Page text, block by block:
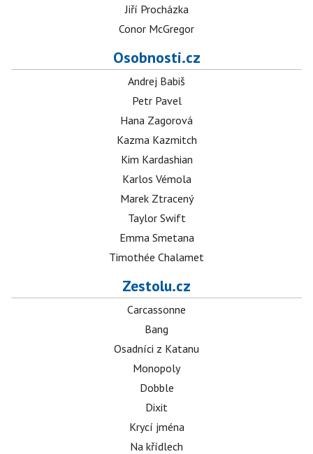
Jiří Procházka
Conor McGregor
Osobnosti.cz
Andrej Babiš
Petr Pavel
Hana Zagorová
Kazma Kazmitch
Kim Kardashian
Karlos Vémola
Marek Ztracený
Taylor Swift
Emma Smetana
Timothée Chalamet
Zestolu.cz
Carcassonne
Bang
Osadníci z Katanu
Monopoly
Dobble
Dixit
Krycí jména
Na křídlech